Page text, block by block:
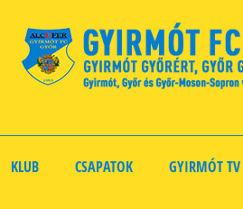
KLUB CSAPATOK GYIRMÓT TV